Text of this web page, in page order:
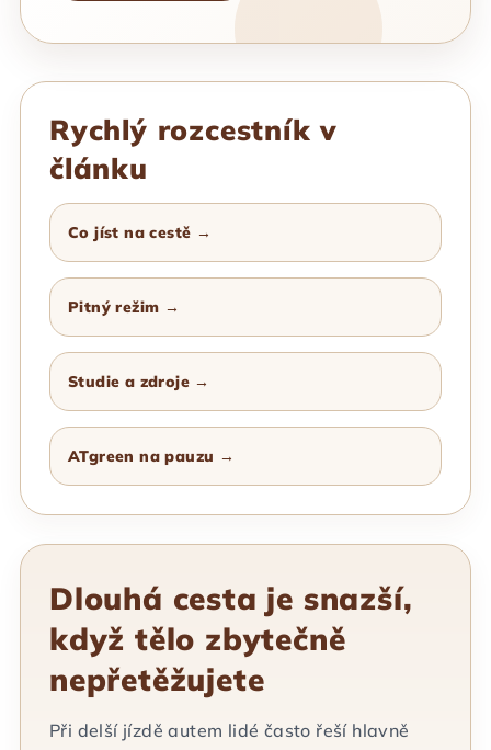
Rychlý rozcestník v
článku
Co jíst na cestě →
Pitný režim →
Studie a zdroje →
ATgreen na pauzu →
Dlouhá cesta je snazší,
když tělo zbytečně
nepřetěžujete
Při delší jízdě autem lidé často řeší hlavně